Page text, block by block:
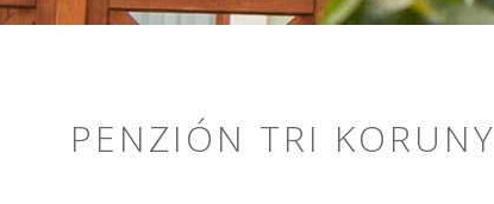
PENZIÓN TRI KORUNY